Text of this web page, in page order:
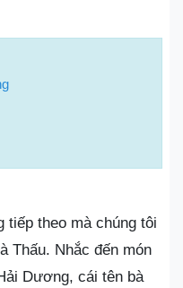
theo mà chúng tôi
Thấu. Nhắc đến món
Dương, cái tên bà